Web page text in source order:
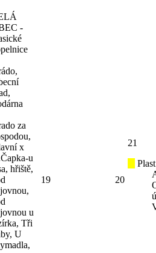
-
za
x
u
hřiště,
u
Tři
U
19 20
21
Plast